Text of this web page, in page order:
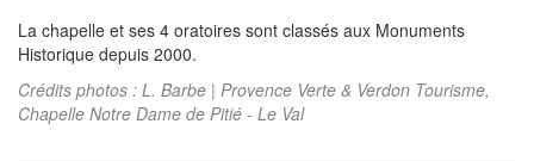
La chapelle et ses 4 oratoires sont classés aux Monuments
Historique depuis 2000.
Crédits photos : L. Barbe | Provence Verte & Verdon Tourisme,
Chapelle Notre Dame de Pitié - Le Val